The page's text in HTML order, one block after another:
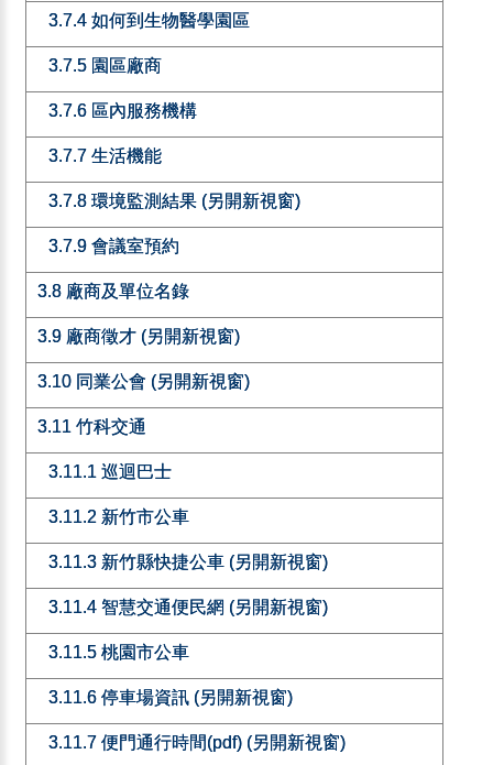
3.7.4 如何到生物醫學園區
3.7.5 園區廠商
3.7.6 區內服務機構
3.7.7 生活機能
3.7.8 環境監測結果 (另開新視窗)
3.7.9 會議室預約
3.8 廠商及單位名錄
3.9 廠商徵才 (另開新視窗)
3.10 同業公會 (另開新視窗)
3.11 竹科交通
3.11.1 巡迴巴士
3.11.2 新竹市公車
3.11.3 新竹縣快捷公車 (另開新視窗)
3.11.4 智慧交通便民網 (另開新視窗)
3.11.5 桃園市公車
3.11.6 停車場資訊 (另開新視窗)
3.11.7 便門通行時間(pdf) (另開新視窗)